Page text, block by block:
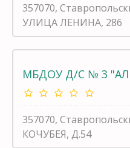
357070,
УЛИЦА ЛЕНИНА, 286
МБДОУ Д/С № 3
357070,
КОЧУБЕЯ, Д.54